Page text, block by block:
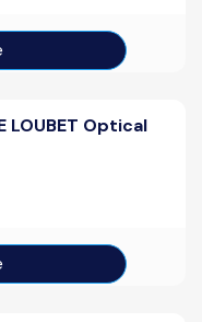
LOUBET Optical